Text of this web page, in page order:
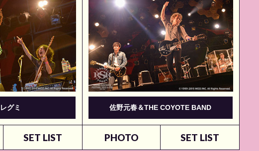
グミ
SET LIST
佐野元春＆THE COYOTE BAND
PHOTO SET LIST